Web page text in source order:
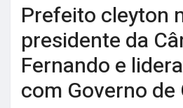
Prefeito cleyton
presidente da
Fernando e
com Governo de